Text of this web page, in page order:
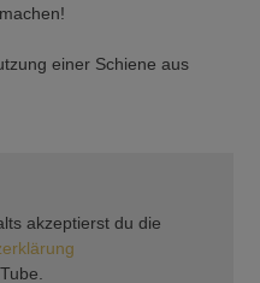
einer Schiene aus
akzeptierst du die